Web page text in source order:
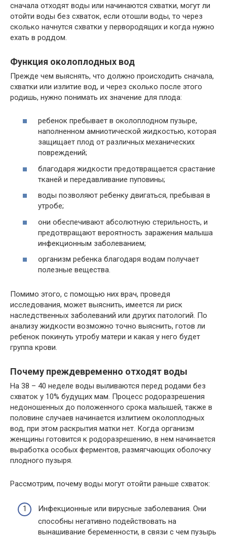
сначала отходят воды или начинаются схватки, могут ли
отойти воды без схваток, если отошли воды, то через
сколько начнутся схватки у первородящих и когда нужно
ехать в роддом.
Функция околоплодных вод
Прежде чем выяснять, что должно происходить сначала,
схватки или излитие вод, и через сколько после этого
родишь, нужно понимать их значение для плода:
ребенок пребывает в околоплодном пузыре,
наполненном амниотической жидкостью, которая
защищает плод от различных механических
повреждений;
благодаря жидкости предотвращается срастание
тканей и передавливание пуповины;
воды позволяют ребенку двигаться, пребывая в
утробе;
они обеспечивают абсолютную стерильность, и
предотвращают вероятность заражения малыша
инфекционным заболеванием;
организм ребенка благодаря водам получает
полезные вещества.
Помимо этого, с помощью них врач, проведя
исследования, может выяснить, имеется ли риск
наследственных заболеваний или других патологий. По
анализу жидкости возможно точно выяснить, готов ли
ребенок покинуть утробу матери и какая у него будет
группа крови.
Почему преждевременно отходят воды
На 38 – 40 неделе воды выливаются перед родами без
схваток у 10% будущих мам. Процесс родоразрешения
недоношенных до положенного срока малышей, также в
половине случаев начинается излитием околоплодных
вод, при этом раскрытия матки нет. Когда организм
женщины готовится к родоразрешению, в нем начинается
выработка особых ферментов, размягчающих оболочку
плодного пузыря.
Рассмотрим, почему воды могут отойти раньше схваток:
Инфекционные или вирусные заболевания. Они
способны негативно подействовать на
вынашивание беременности, в связи с чем пузырь